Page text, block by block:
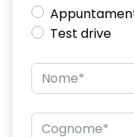
hands-free card per
motore
HAR02
intelligent speed
di velocità
Test drive